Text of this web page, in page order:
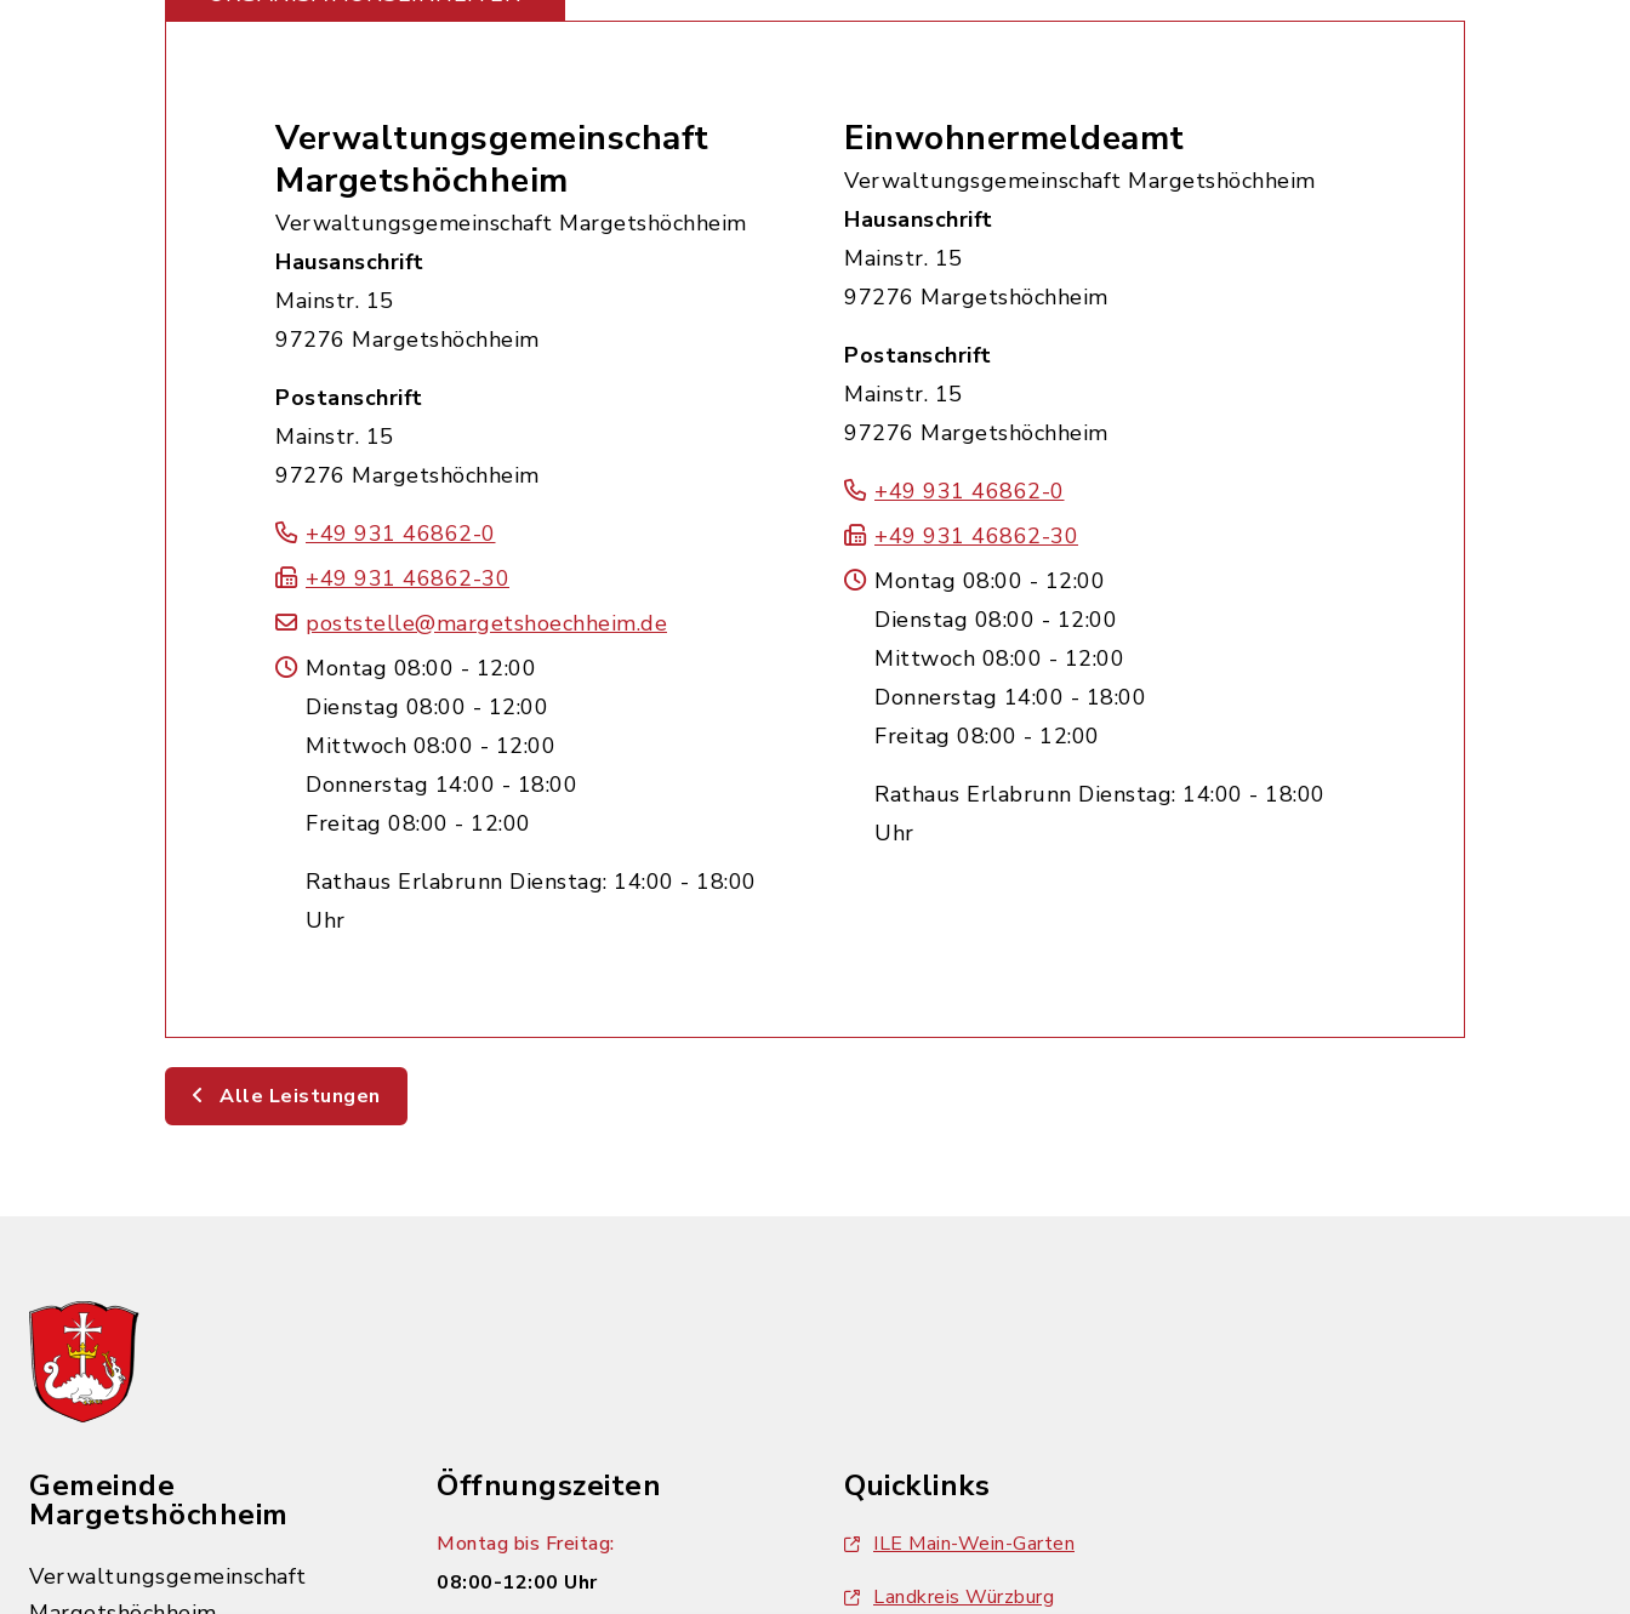
Verwaltungsgemeinschaft
Margetshöchheim
Verwaltungsgemeinschaft Margetshöchheim
Hausanschrift
Mainstr. 15
97276 Margetshöchheim
Postanschrift
Mainstr. 15
97276 Margetshöchheim
+49 931 46862-0
+49 931 46862-30
poststelle@margetshoechheim.de
Montag 08:00 - 12:00
Dienstag 08:00 - 12:00
Mittwoch 08:00 - 12:00
Donnerstag 14:00 - 18:00
Freitag 08:00 - 12:00
Rathaus Erlabrunn Dienstag: 14:00 - 18:00
Uhr
Einwohnermeldeamt
Verwaltungsgemeinschaft Margetshöchheim
Hausanschrift
Mainstr. 15
97276 Margetshöchheim
Postanschrift
Mainstr. 15
97276 Margetshöchheim
+49 931 46862-0
+49 931 46862-30
Montag 08:00 - 12:00
Dienstag 08:00 - 12:00
Mittwoch 08:00 - 12:00
Donnerstag 14:00 - 18:00
Freitag 08:00 - 12:00
Rathaus Erlabrunn Dienstag: 14:00 - 18:00
Uhr
Alle Leistungen
Gemeinde
Margetshöchheim
Verwaltungsgemeinschaft
Öffnungszeiten
Montag bis Freitag:
08:00-12:00 Uhr
Quicklinks
ILE Main-Wein-Garten
Landkreis Würzburg